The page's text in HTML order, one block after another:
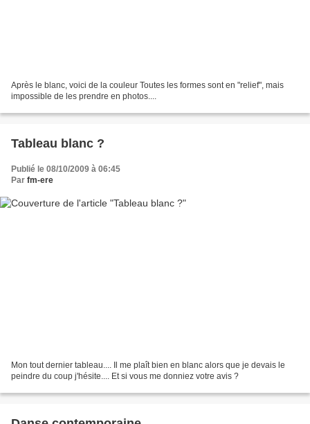
Après le blanc, voici de la couleur Toutes les formes sont en "relief", mais
impossible de les prendre en photos....
Tableau blanc ?
Publié le 08/10/2009 à 06:45
Par fm-ere
Mon tout dernier tableau.... Il me plaît bien en blanc alors que je devais le
peindre du coup j'hésite.... Et si vous me donniez votre avis ?